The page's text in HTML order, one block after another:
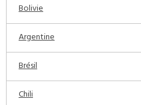
Bolivie
Argentine
Brésil
Chili